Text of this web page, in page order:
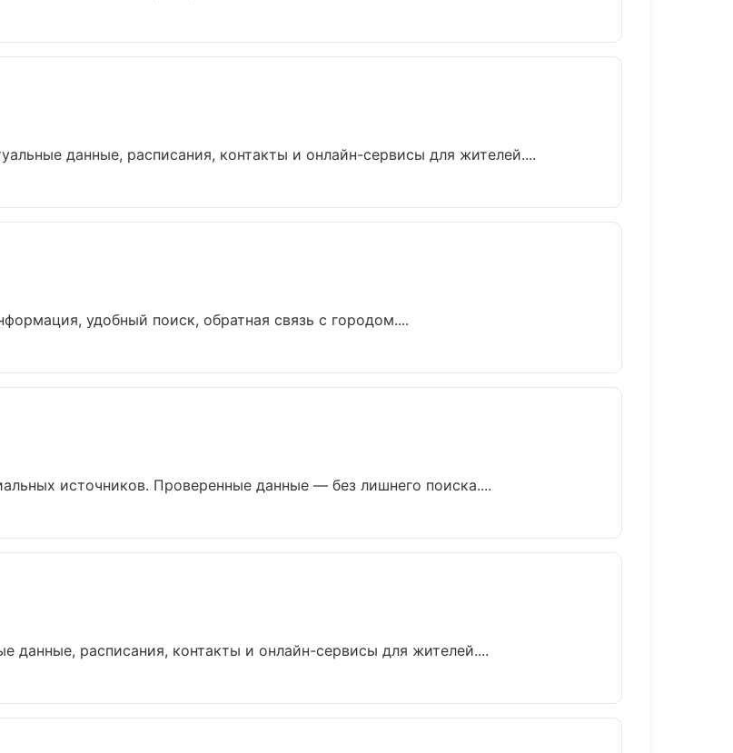
данные, расписания, контакты и онлайн-сервисы для жителей....
удобный поиск, обратная связь с городом....
источников. Проверенные данные — без лишнего поиска....
данные, расписания, контакты и онлайн-сервисы для жителей....